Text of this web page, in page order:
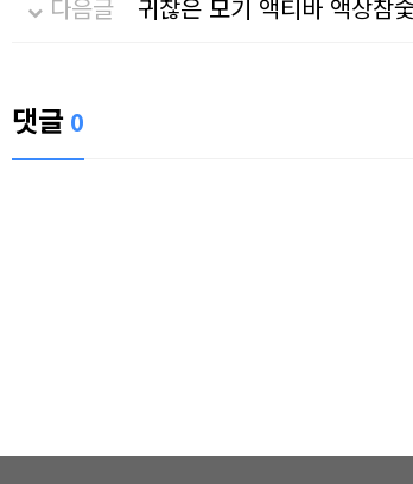
다음글
귀찮은 모기 액티바 액상참
댓글 0